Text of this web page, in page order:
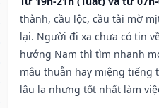
thành, cầu lộc, cầu tài mờ
lại. Người đi xa chưa có tin
hướng Nam thì tìm nhanh
mâu thuẫn hay miệng tiếng
lâu la nhưng tốt nhất làm